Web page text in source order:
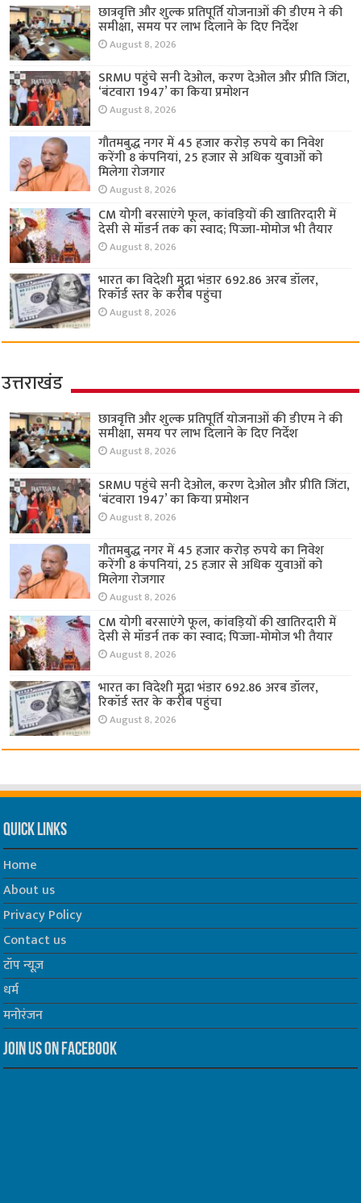
छात्रवृत्ति और शुल्क प्रतिपूर्ति योजनाओं की डीएम ने की
समीक्षा, समय पर लाभ दिलाने के दिए निर्देश
August 8, 2026
SRMU पहुंचे सनी देओल, करण देओल और प्रीति जिंटा,
‘बंटवारा 1947’ का किया प्रमोशन
August 8, 2026
गौतमबुद्ध नगर में 45 हजार करोड़ रुपये का निवेश
करेंगी 8 कंपनियां, 25 हजार से अधिक युवाओं को
मिलेगा रोजगार
August 8, 2026
CM योगी बरसाएंगे फूल, कांवड़ियों की खातिरदारी में
देसी से मॉडर्न तक का स्वाद; पिज्जा-मोमोज भी तैयार
August 8, 2026
भारत का विदेशी मुद्रा भंडार 692.86 अरब डॉलर,
रिकॉर्ड स्तर के करीब पहुंचा
August 8, 2026
उत्तराखंड
छात्रवृत्ति और शुल्क प्रतिपूर्ति योजनाओं की डीएम ने की
समीक्षा, समय पर लाभ दिलाने के दिए निर्देश
August 8, 2026
SRMU पहुंचे सनी देओल, करण देओल और प्रीति जिंटा,
‘बंटवारा 1947’ का किया प्रमोशन
August 8, 2026
गौतमबुद्ध नगर में 45 हजार करोड़ रुपये का निवेश
करेंगी 8 कंपनियां, 25 हजार से अधिक युवाओं को
मिलेगा रोजगार
August 8, 2026
CM योगी बरसाएंगे फूल, कांवड़ियों की खातिरदारी में
देसी से मॉडर्न तक का स्वाद; पिज्जा-मोमोज भी तैयार
August 8, 2026
भारत का विदेशी मुद्रा भंडार 692.86 अरब डॉलर,
रिकॉर्ड स्तर के करीब पहुंचा
August 8, 2026
Quick Links
Home
About us
Privacy Policy
Contact us
टॉप न्यूज़
धर्म
मनोरंजन
Join us on Facebook